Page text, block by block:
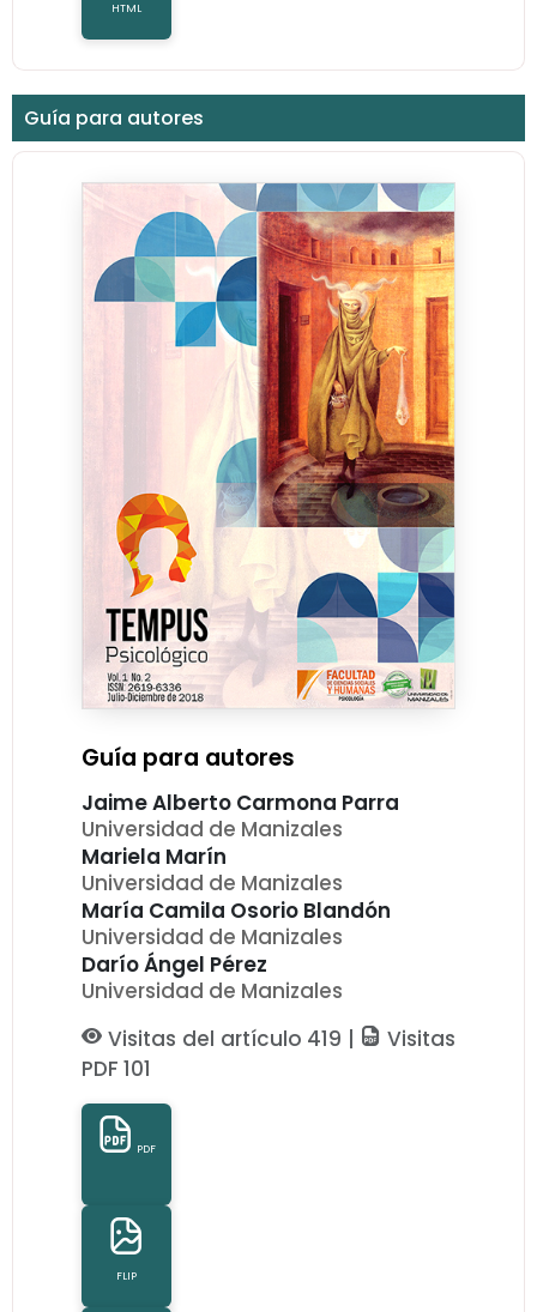
HTML
Guía para autores
Guía para autores
Jaime Alberto Carmona Parra
Universidad de Manizales
Mariela Marín
Universidad de Manizales
María Camila Osorio Blandón
Universidad de Manizales
Darío Ángel Pérez
Universidad de Manizales
Visitas del artículo 419 |
Visitas
PDF 101
PDF
FLIP